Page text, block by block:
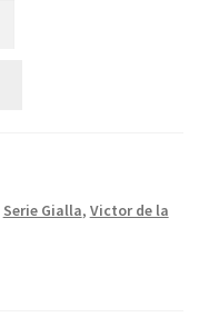
Serie Gialla, Victor de la